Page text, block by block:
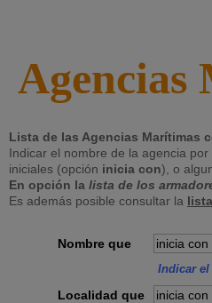
Agencias
Lista de las Agencias Marítimas
Indicar el nombre de la agencia
iniciales (opción inicia con), o
En opción la lista de los
Es además posible consultar la
Nombre que inicia con
Indicar
Localidad que inicia con